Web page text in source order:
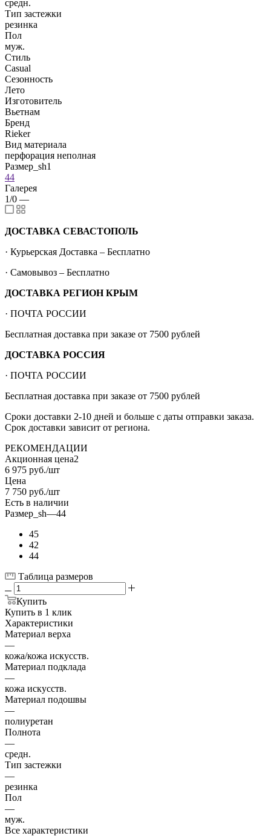
средн.
Тип застежки
резинка
Пол
муж.
Стиль
Casual
Сезонность
Лето
Изготовитель
Вьетнам
Бренд
Rieker
Вид материала
перфорация неполная
Размер_sh1
44
Галерея
1/0 —
ДОСТАВКА СЕВАСТОПОЛЬ
· Курьерская Доставка – Бесплатно
· Самовывоз – Бесплатно
ДОСТАВКА РЕГИОН КРЫМ
· ПОЧТА РОССИИ
Бесплатная доставка при заказе от 7500 рублей
ДОСТАВКА РОССИЯ
· ПОЧТА РОССИИ
Бесплатная доставка при заказе от 7500 рублей
Сроки доставки 2-10 дней и больше с даты отправки заказа.
Срок доставки зависит от региона.
РЕКОМЕНДАЦИИ
Акционная цена2
6 975 руб./шт
Цена
7 750 руб./шт
Есть в наличии
Размер_sh—44
45
42
44
Таблица размеров
Купить
Купить в 1 клик
Характеристики
Материал верха
—
кожа/кожа искусств.
Материал подклада
—
кожа искусств.
Материал подошвы
—
полиуретан
Полнота
—
средн.
Тип застежки
—
резинка
Пол
—
муж.
Все характеристики